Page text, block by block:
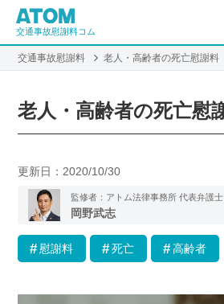
交通事故慰謝料コム
交通事故慰謝料 老人・高齢者の死亡慰謝料
老人・高齢者の死亡慰
更新日： 2020/10/30
監修者：アトム法律事務所 代表弁護士
岡野武志
慰謝料 死亡 高齢者